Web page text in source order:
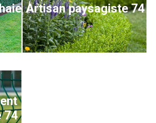
Artisan paysagiste 74
74